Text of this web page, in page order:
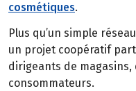
cosmétiques.
Plus qu’un simple
un projet coopératif
dirigeants de magasins,
consommateurs.